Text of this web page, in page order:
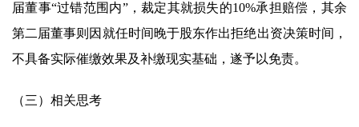
届董事“过错范围内”，裁定其就损失的10%承担赔偿，其余
第二届董事则因就任时间晚于股东作出拒绝出资决策时间，
不具备实际催缴效果及补缴现实基础，遂予以免责。
（三）相关思考